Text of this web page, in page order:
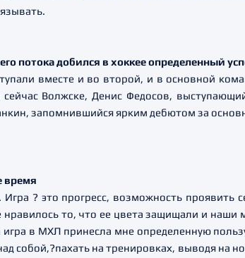
потока добился в хоккее определенный
вместе и во второй, и в основной
Волжске, Денис Федосов,
запомнившийся ярким дебютом за
время
? это прогресс, возможность проявить
нравилось то, что ее цвета защищали и наши
в МХЛ принесла мне определенную
собой,?пахать на тренировках, выводя на